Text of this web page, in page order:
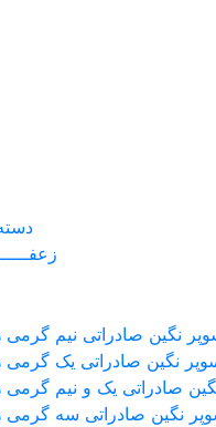
نگین صادراتی نیم گرمی
نگین صادراتی یک گرمی
صادراتی یک و نیم گرمی
نگین صادراتی سه گرمی